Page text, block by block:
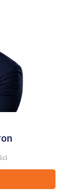
na których
pobiegać, czy
a do pętli
w 10 minut.
godziny.
ogólnodostępny oraz
miejsce postojowe.